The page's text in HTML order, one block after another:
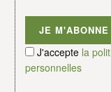
J'accepte la
personnelles